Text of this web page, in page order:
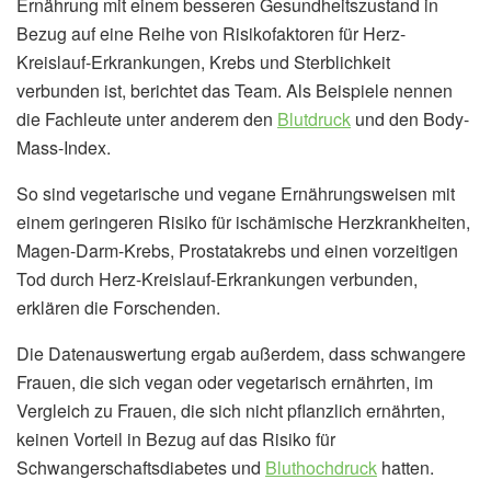
Ernährung mit einem besseren Gesundheitszustand in
Bezug auf eine Reihe von Risikofaktoren für Herz-
Kreislauf-Erkrankungen, Krebs und Sterblichkeit
verbunden ist, berichtet das Team. Als Beispiele nennen
die Fachleute unter anderem den Blutdruck und den Body-
Mass-Index.
So sind vegetarische und vegane Ernährungsweisen mit
einem geringeren Risiko für ischämische Herzkrankheiten,
Magen-Darm-Krebs, Prostatakrebs und einen vorzeitigen
Tod durch Herz-Kreislauf-Erkrankungen verbunden,
erklären die Forschenden.
Die Datenauswertung ergab außerdem, dass schwangere
Frauen, die sich vegan oder vegetarisch ernährten, im
Vergleich zu Frauen, die sich nicht pflanzlich ernährten,
keinen Vorteil in Bezug auf das Risiko für
Schwangerschaftsdiabetes und Bluthochdruck hatten.